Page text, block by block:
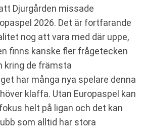
Djurgården missade
2026. Det är fortfarande
nog att vara med där uppe,
finns kanske fler frågetecken
kring de främsta
har många nya spelare denna
klaffa. Utan Europaspel kan
helt på ligan och det kan
som alltid har stora